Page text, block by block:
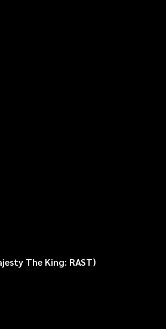
The King: RAST)